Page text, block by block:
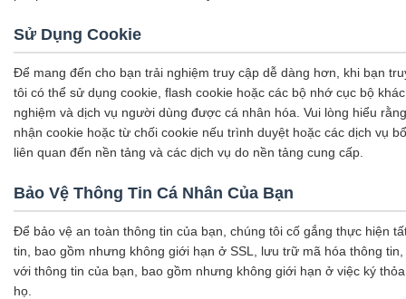
Sử Dụng Cookie
Để mang đến cho bạn trải nghiệm truy cập dễ dàng hơn, khi bạn
tôi có thể sử dụng cookie, flash cookie hoặc các bộ nhớ cục bộ
nghiệm và dịch vụ người dùng được cá nhân hóa. Vui lòng hiểu
nhận cookie hoặc từ chối cookie nếu trình duyệt hoặc các dịch vụ
liên quan đến nền tảng và các dịch vụ do nền tảng cung cấp.
Bảo Vệ Thông Tin Cá Nhân Của Bạn
Để bảo vệ an toàn thông tin của bạn, chúng tôi cố gắng thực hiện
tin, bao gồm nhưng không giới hạn ở SSL, lưu trữ mã hóa thông
với thông tin của bạn, bao gồm nhưng không giới hạn ở việc ký
họ.